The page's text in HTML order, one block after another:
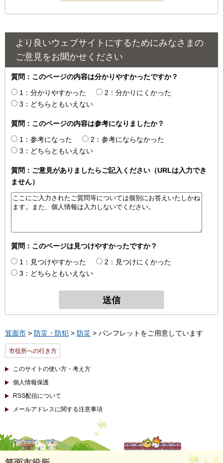
より良いウェブサイトにするためにみなさまの
ご意見をお聞かせください
質問：このページの内容は分かりやすかったですか？
1：分かりやすかった
2：分かりにくかった
3：どちらともいえない
質問：このページの内容は参考になりましたか？
1：参考になった
2：参考にならなかった
3：どちらともいえない
質問：ご意見がありましたらご記入ください（URLは入力でき
ません）
質問：このページは見つけやすかったですか？
1：見つけやすかった
2：見つけにくかった
3：どちらともいえない
箕面市 > 防災・防犯 > 防災 > パンフレットをご用意しています
市役所への行き方
このサイトの使い方・考え方
個人情報保護
RSS配信について
メールアドレスに関する注意事項